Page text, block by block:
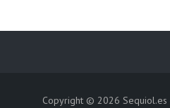
Copyright © 2026 Sequiol.es